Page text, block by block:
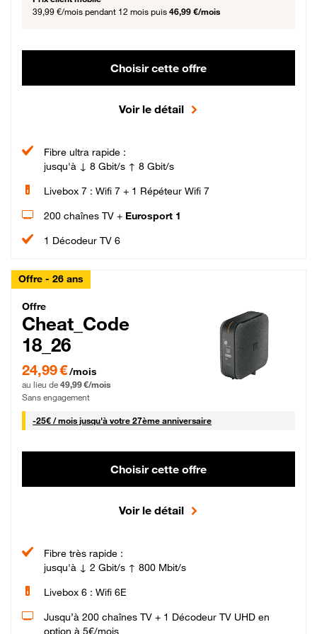
39,99 €/mois pendant 12 mois puis 46,99 €/mois
Choisir cette offre
Voir le détail
Fibre ultra rapide :
jusqu'à ↓ 8 Gbit/s ↑ 8 Gbit/s
Livebox 7 : Wifi 7 + 1 Répéteur Wifi 7
200 chaînes TV + Eurosport 1
1 Décodeur TV 6
Offre - 26 ans
Cheat_Code Fibre_18_26
Offre
Cheat_Code
18_26
24,99 € par mois pendant 0 mois puis 49,99 € par mois, Sans engagement
24,99 €/mois
au lieu de 49,99 €/mois
Sans engagement
-25€ / mois25 € par mois
jusqu'à votre 27ème anniversaire
Choisir cette offre
Voir le détail
Fibre très rapide :
jusqu'à ↓ 2 Gbit/s ↑ 800 Mbit/s
Livebox 6 : Wifi 6E
Jusqu’à 200 chaînes TV + 1 Décodeur TV UHD en
option à 5€/mois